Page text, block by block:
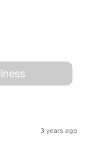
3 years ago